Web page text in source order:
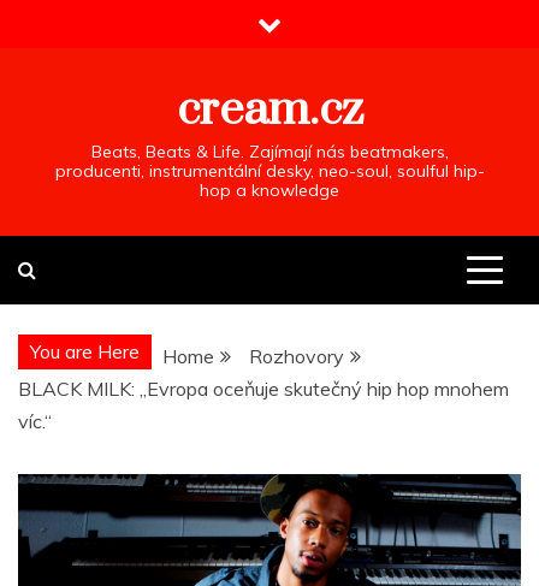
cream.cz
Beats, Beats & Life. Zajímají nás beatmakers,
producenti, instrumentální desky, neo-soul, soulful hip-
hop a knowledge
You are Here Home
Rozhovory
BLACK MILK: „Evropa oceňuje skutečný hip hop mnohem
víc.“